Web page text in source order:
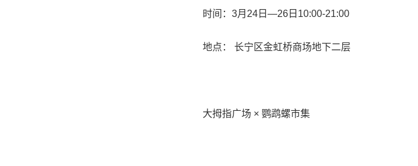
时间：3月24日—26日10:00-21:00
地点： 长宁区金虹桥商场地下二层
大拇指广场 × 鹦鹉螺市集